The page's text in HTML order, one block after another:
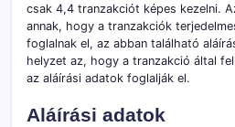
csak 4,4 tranzakciót képes kezelni.
annak, hogy a tranzakciók
foglalnak el, az abban található
helyzet az, hogy a tranzakció által
az aláírási adatok foglalják el.
Aláírási adatok